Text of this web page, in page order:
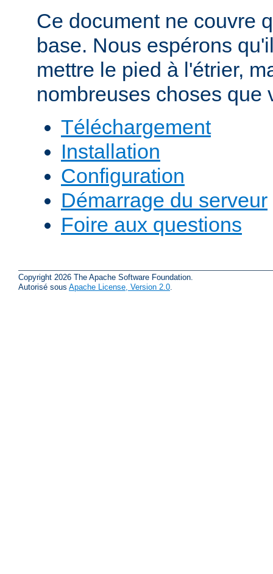
Ce document ne couvre
base. Nous espérons
mettre le pied à l'étrier,
nombreuses choses que
Téléchargement
Installation
Configuration
Démarrage du serveur
Foire aux questions
Copyright 2026 The Apache Software Foundation.
Autorisé sous Apache License, Version 2.0.